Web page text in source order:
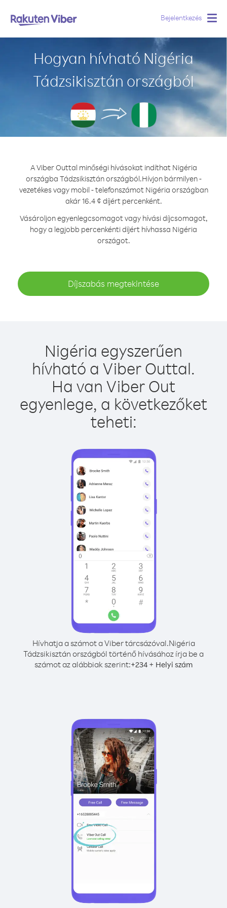
Bejelentkezés
Hogyan hívható Nigéria
Tádzsikisztán országból
A Viber Outtal minőségi hívásokat indíthat Nigéria
országba Tádzsikisztán országból.Hívjon bármilyen -
vezetékes vagy mobil - telefonszámot Nigéria országban
akár 16.4 ¢ díjért percenként.
Vásároljon egyenlegcsomagot vagy hívási díjcsomagot,
hogy a legjobb percenkénti díjért hívhassa Nigéria
országot.
Díjszabás megtekintése
Nigéria egyszerűen
hívható a Viber Outtal.
Ha van Viber Out
egyenlege, a következőket
teheti:
Hívhatja a számot a Viber tárcsázóval.Nigéria
Tádzsikisztán országból történő hívásához írja be a
számot az alábbiak szerint:+234 + Helyi szám